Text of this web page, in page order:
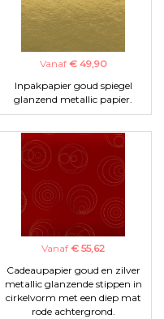
Vanaf € 49,90
Inpakpapier goud spiegel
glanzend metallic papier.
Vanaf € 55,62
Cadeaupapier goud en zilver
metallic glanzende stippen in
cirkelvorm met een diep mat
rode achtergrond.